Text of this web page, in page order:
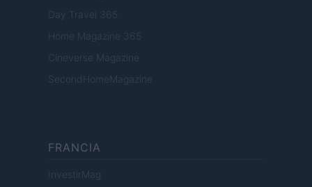
Day Travel 365
Home Magazine 365
Cineverse Magazine
SecondHomeMagazine
FRANCIA
InvestirMag